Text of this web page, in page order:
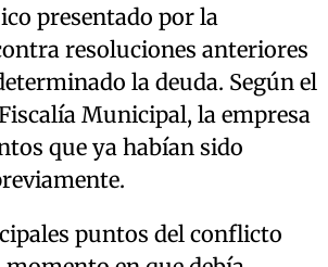
presentado por la
resoluciones anteriores
la deuda. Según el
Municipal, la empresa
que ya habían sido
puntos del conflicto